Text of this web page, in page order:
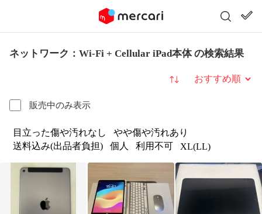
ネットワーク：Wi-Fi + Cellular iPad本体 の検索結果
販売中のみ表示
並び替え
目立った傷や汚れなし
やや傷や汚れあり
送料込み(出品者負担)
個人 利用不可 XL(LL)